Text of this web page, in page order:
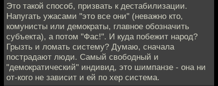
Это такой способ, призвать к дестабилизации.
Напугать ужасами "это все они" (неважно кто,
комунисты или демократы, главное обозначить
субъекта), а потом "Фас!". И куда побежит народ?
Грызть и ломать систему? Думаю, сначала
пострадают люди. Самый свободный и
"демократический" индивид, это шимпанзе - она ни
от-кого не зависит и ей по хер система.